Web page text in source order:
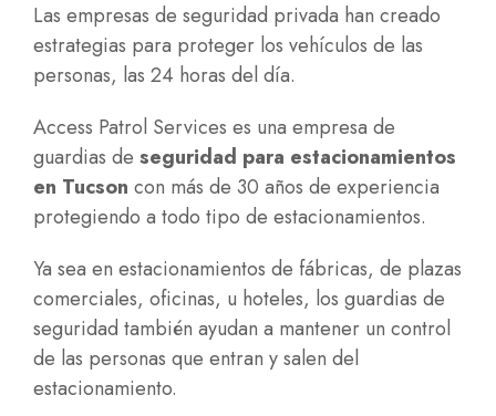
Las empresas de seguridad privada han creado
estrategias para proteger los vehículos de las
personas, las 24 horas del día.
Access Patrol Services es una empresa de
guardias de seguridad para estacionamientos
en Tucson con más de 30 años de experiencia
protegiendo a todo tipo de estacionamientos.
Ya sea en estacionamientos de fábricas, de plazas
comerciales, oficinas, u hoteles, los guardias de
seguridad también ayudan a mantener un control
de las personas que entran y salen del
estacionamiento.